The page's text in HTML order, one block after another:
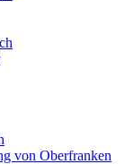
von Oberfranken